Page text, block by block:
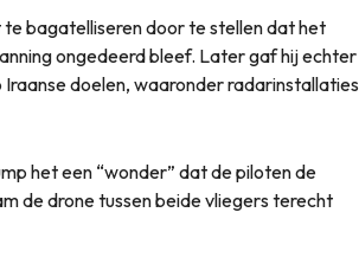
bagatelliseren door te stellen dat het
ongedeerd bleef. Later gaf hij echter
doelen, waaronder radarinstallaties
het een “wonder” dat de piloten de
de drone tussen beide vliegers terecht